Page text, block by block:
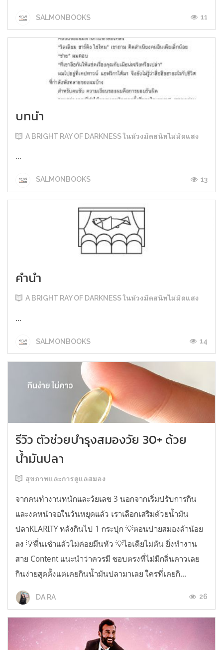
SALMONBOOKS 11
บทนำ
A BRIGHT RAY OF DARKNESS ในห้วงมืดสนิทไม่มิดแสง
...
SALMONBOOKS 13
คำนำ
A BRIGHT RAY OF DARKNESS ในห้วงมืดสนิทไม่มิดแสง
...
SALMONBOOKS 14
รีวิว ตัวช่วยบำรุงสมองวัย 30+ ด้วย
น้ำมันปลา
สุขภาพและการดูแลสมอง
จากคนทำงานหนักและวัยเลข 3 นอกจากเริ่มปรับการกิน
และงดหน้าจอในวันหยุดแล้ว เราเลือกเสริมด้วยน้ำมัน
ปลาKLARITY หลังกินไป 1 กระปุก 💡ตอนบ่ายสมองล้าน้อย
ลง 💡ตื่นเช้าแล้วไม่ค่อยมึนหัว 💡ไอเดียไม่ตัน ยิ่งทำงาน
สาย Content แนะนำว่าควรมี ชอบตรงที่ไม่มีกลิ่นคาวเลย
กินง่ายสุดตั้งแต่เคยกินน้ำมันปลามาเลย ใครที่เคยกิ...
DA RA 26